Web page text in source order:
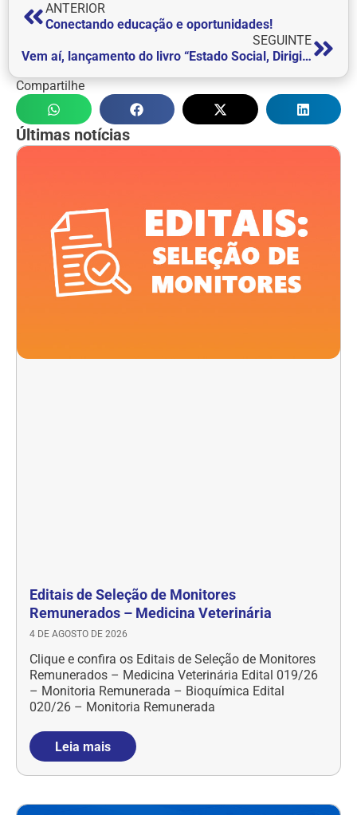
ANTERIOR
Conectando educação e oportunidades!
SEGUINTE
Vem aí, lançamento do livro “Estado Social, Dirigismo Constitucional e Meios Participativos”
Compartilhe
Últimas notícias
Editais de Seleção de Monitores
Remunerados – Medicina Veterinária
4 DE AGOSTO DE 2026
Clique e confira os Editais de Seleção de Monitores
Remunerados – Medicina Veterinária Edital 019/26
– Monitoria Remunerada – Bioquímica Edital
020/26 – Monitoria Remunerada
Leia mais